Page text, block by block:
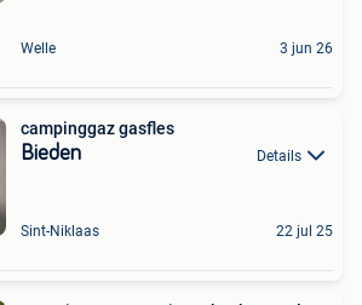
Welle 3 jun 26
campinggaz gasfles
Bieden Details
Sint-Niklaas 22 jul 25